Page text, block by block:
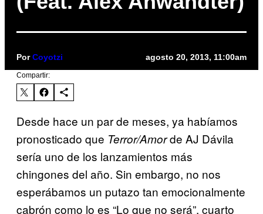
PorCoyotzi agosto 20, 2013, 11:00am
Compartir:
Desde hace un par de meses, ya habíamos
pronosticado que Terror/Amorde AJ Dávila
sería uno de los lanzamientos más
chingones del año. Sin embargo, no nos
esperábamos un putazo tan emocionalmente
cabrón como lo es “Lo que no será”, cuarto